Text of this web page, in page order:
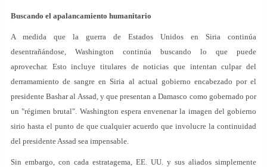
Buscando el apalancamiento humanitario
A medida que la guerra de Estados Unidos en Siria continúa
desentrañándose, Washington continúa buscando lo que puede
aprovechar. Esto incluye titulares de noticias que intentan culpar del
derramamiento de sangre en Siria al actual gobierno encabezado por el
presidente Bashar al Assad, y que presentan a Damasco como gobernado por
un "régimen brutal". Washington espera envenenar la imagen del gobierno
sirio hasta el punto de que cualquier acuerdo que involucre la continuidad
del presidente Assad sea impensable.
Sin embargo, con cada estratagema, EE. UU. y sus aliados simplemente